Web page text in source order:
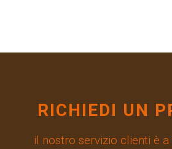
RICHIEDI UN
il nostro servizio clienti è